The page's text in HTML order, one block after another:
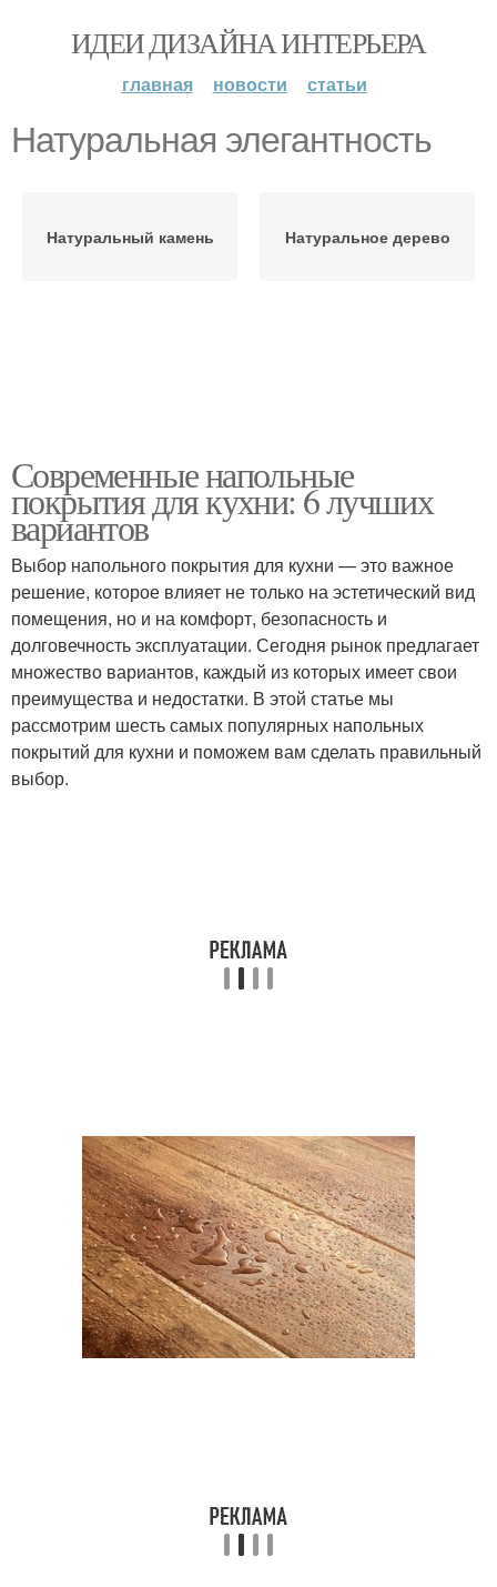
ИДЕИ ДИЗАЙНА ИНТЕРЬЕРА
главная новости статьи
Натуральная элегантность
Натуральный камень Натуральное дерево
Современные напольные
покрытия для кухни: 6 лучших
вариантов
Выбор напольного покрытия для кухни — это важное
решение, которое влияет не только на эстетический вид
помещения, но и на комфорт, безопасность и
долговечность эксплуатации. Сегодня рынок предлагает
множество вариантов, каждый из которых имеет свои
преимущества и недостатки. В этой статье мы
рассмотрим шесть самых популярных напольных
покрытий для кухни и поможем вам сделать правильный
выбор.